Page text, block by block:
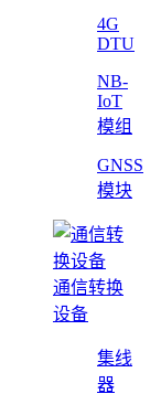
4G
DTU
NB-
IoT
模组
GNSS
模块
通信转换
设备
集线
器